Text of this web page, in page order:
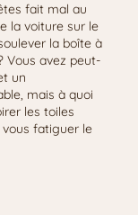
fait mal au
la voiture sur le
la boîte à
Vous avez peut-
un
mais à quoi
les toiles
vous fatiguer le